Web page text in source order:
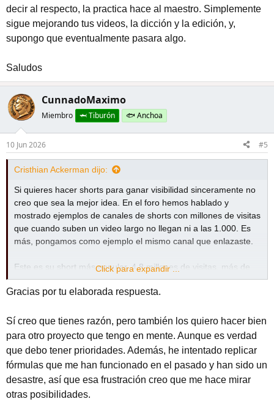
decir al respecto, la practica hace al maestro. Simplemente
sigue mejorando tus videos, la dicción y la edición, y,
supongo que eventualmente pasara algo.
Saludos
CunnadoMaximo
Miembro 🦈 Tiburón 🐟 Anchoa
10 Jun 2026 #5
Cristhian Ackerman dijo:
Si quieres hacer shorts para ganar visibilidad sinceramente no
creo que sea la mejor idea. En el foro hemos hablado y
mostrado ejemplos de canales de shorts con millones de visitas
que cuando suben un video largo no llegan ni a las 1.000. Es
más, pongamos como ejemplo el mismo canal que enlazaste.
Este es su short más popular. 4.8 millones de visitas, más de
100k likes. Uno podría pensar que tras pegar ese video su
canal habría pegado un salto estratosferico. Y puede que si,
videos cortos que subió superaron las 1.000 visitas, y hasta el
día de hoy consiguió acumular 44k subscriptores.
PERO, si nos ponemos a analizar sus videos largos (de más de
1 minuto) podemos verque no superan las 500 visitas.
Es por eso que decimos que las visitas de shorts son pura
Click para expandir ...
Gracias por tu elaborada respuesta.
Sí creo que tienes razón, pero también los quiero hacer bien
para otro proyecto que tengo en mente. Aunque es verdad
que debo tener prioridades. Además, he intentado replicar
fórmulas que me han funcionado en el pasado y han sido un
desastre, así que esa frustración creo que me hace mirar
otras posibilidades.